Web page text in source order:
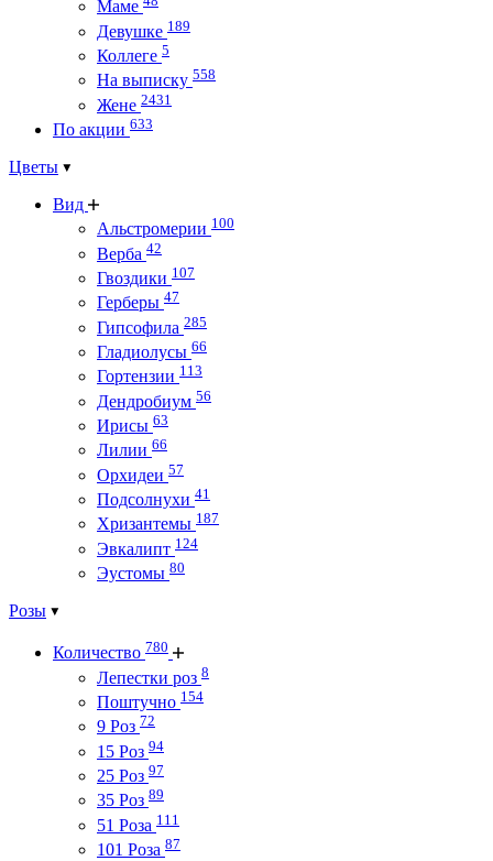
Маме
Девушке 189
Коллеге 5
На выписку 558
Жене 2431
По акции 633
Цветы
Вид
Альстромерии 100
Верба 42
Гвоздики 107
Герберы 47
Гипсофила 285
Гладиолусы 66
Гортензии 113
Дендробиум 56
Ирисы 63
Лилии 66
Орхидеи 57
Подсолнухи 41
Хризантемы 187
Эвкалипт 124
Эустомы 80
Розы
Количество 780
Лепестки роз 8
Поштучно 154
9 Роз 72
15 Роз 94
25 Роз 97
35 Роз 89
51 Роза 111
101 Роза 87